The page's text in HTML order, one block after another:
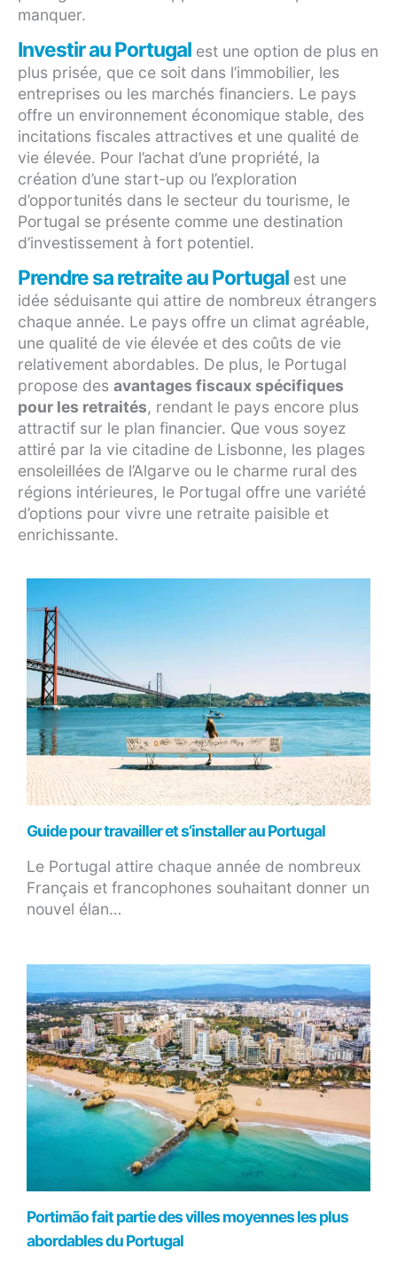
manquer.
Investir au Portugal est une option de plus en
plus prisée, que ce soit dans l’immobilier, les
entreprises ou les marchés financiers. Le pays
offre un environnement économique stable, des
incitations fiscales attractives et une qualité de
vie élevée. Pour l’achat d’une propriété, la
création d’une start-up ou l’exploration
d’opportunités dans le secteur du tourisme, le
Portugal se présente comme une destination
d’investissement à fort potentiel.
Prendre sa retraite au Portugal est une
idée séduisante qui attire de nombreux étrangers
chaque année. Le pays offre un climat agréable,
une qualité de vie élevée et des coûts de vie
relativement abordables. De plus, le Portugal
propose des avantages fiscaux spécifiques
pour les retraités, rendant le pays encore plus
attractif sur le plan financier. Que vous soyez
attiré par la vie citadine de Lisbonne, les plages
ensoleillées de l’Algarve ou le charme rural des
régions intérieures, le Portugal offre une variété
d’options pour vivre une retraite paisible et
enrichissante.
Guide pour travailler et s’installer au Portugal
Le Portugal attire chaque année de nombreux
Français et francophones souhaitant donner un
nouvel élan…
Portimão fait partie des villes moyennes les plus
abordables du Portugal